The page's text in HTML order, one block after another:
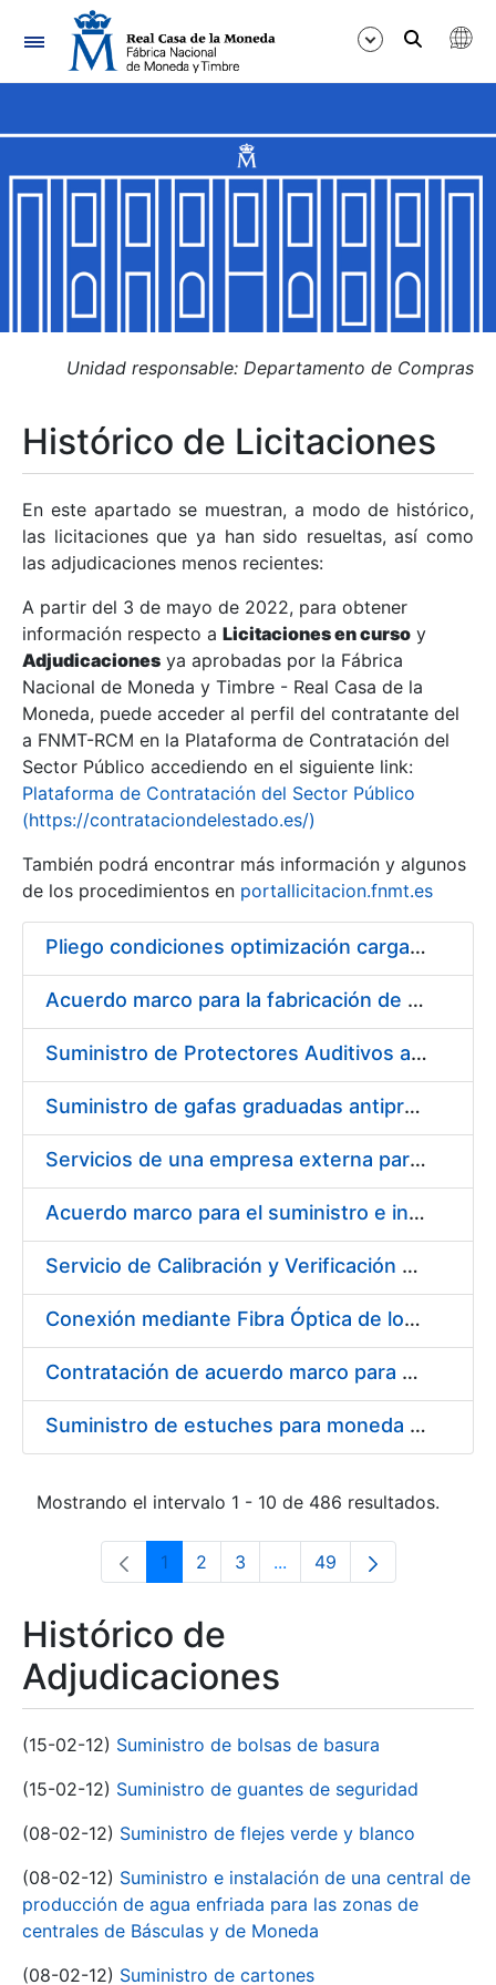
Navegación
Mostrar/Ocultar
Mostrar/Ocultar
Mostrar/Ocultar
Mostrar/Ocultar
Mostrar/Ocultar
Mostrar/Ocultar
Unidad responsable: Departamento de Compras
Histórico de Licitaciones
En este apartado se muestran, a modo de histórico,
las licitaciones que ya han sido resueltas, así como
las adjudicaciones menos recientes:
A partir del 3 de mayo de 2022, para obtener
información respecto a Licitaciones en curso y
Adjudicaciones ya aprobadas por la Fábrica
Nacional de Moneda y Timbre - Real Casa de la
Moneda, puede acceder al perfil del contratante del
a FNMT-RCM en la Plataforma de Contratación del
Sector Público accediendo en el siguiente link:
Plataforma de Contratación del Sector Público
(https://contrataciondelestado.es/)
También podrá encontrar más información y algunos
de los procedimientos en portallicitacion.fnmt.es
Pliego condiciones optimización cargas compras firmado
Acuerdo marco para la fabricación de piezas
Suministro de Protectores Auditivos a medida para las personas trabajadoras de los Centros de Trabajo de Madrid y Burgos
Suministro de gafas graduadas antiproyecciones para los trabajadores de la FNMT-RCM en los centros de trabajo de Madrid y Burgos
Servicios de una empresa externa para el asesoramiento y resolución de los recursos de alzada que se presentan relacionados con procesos de selección para la FNMT-RCM
Acuerdo marco para el suministro e instalación de persianas, estores y otros complementos
Servicio de Calibración y Verificación Externa de los Equipos de Medición del Servicio de Prevención de la FNMT-RCM
Conexión mediante Fibra Óptica de los Centros de Proceso de Datos (CPDs) de las sedes de la FNMT-RCM de Burgos y Madrid
Contratación de acuerdo marco para el Suministro de Material de Electricidad para la Fábrica Nacional de Moneda y Timbre-Real Casa de la Moneda en su centro de trabajo de Burgos
Suministro de estuches para moneda de 30 €
Mostrando el intervalo 1 - 10 de 486 resultados.
Página
1 Página
2 Página
3 ...Páginas intermedias Use
Página
49
Histórico de
Adjudicaciones
(15-02-12) Suministro de bolsas de basura
(15-02-12) Suministro de guantes de seguridad
(08-02-12) Suministro de flejes verde y blanco
(08-02-12) Suministro e instalación de una central de
producción de agua enfriada para las zonas de
centrales de Básculas y de Moneda
(08-02-12) Suministro de cartones